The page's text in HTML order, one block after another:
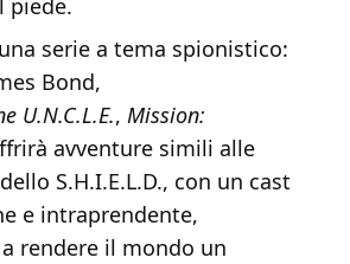
piede.
serie a tema spionistico:
Bond,
U.N.C.L.E., Mission:
avventure simili alle
S.H.I.E.L.D., con un cast
e intraprendente,
rendere il mondo un